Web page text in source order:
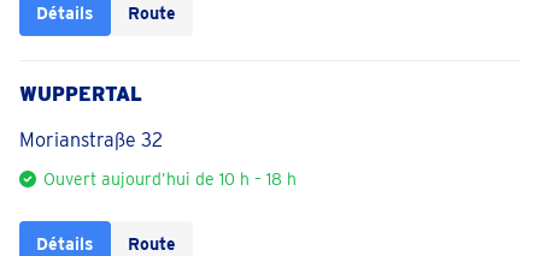
Détails Route
WUPPERTAL
Morianstraße 32
Ouvert aujourd’hui de 10 h – 18 h
Détails Route